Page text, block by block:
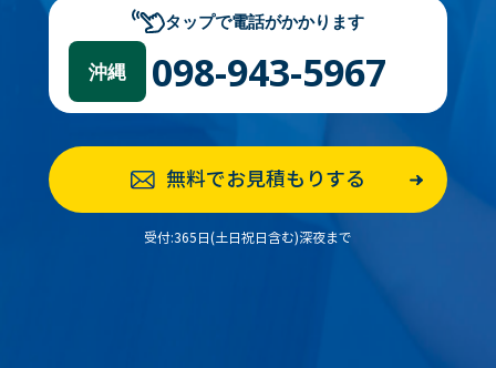
タップで電話がかかります
沖縄 098-943-5967
無料でお見積もりする
受付:365日(土日祝日含む)深夜まで